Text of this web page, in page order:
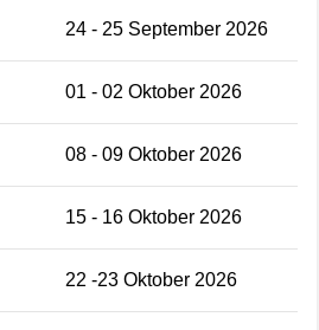
24 - 25 September 2026
01 - 02 Oktober 2026
08 - 09 Oktober 2026
15 - 16 Oktober 2026
22 -23 Oktober 2026